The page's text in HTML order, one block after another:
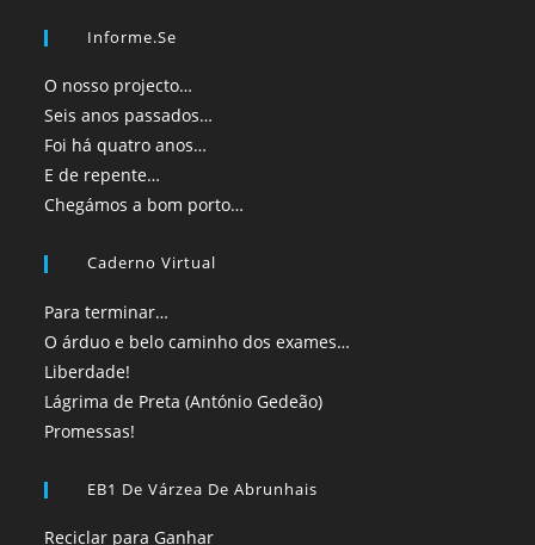
Informe.se
O nosso projecto…
Seis anos passados…
Foi há quatro anos…
E de repente…
Chegámos a bom porto…
Caderno Virtual
Para terminar…
O árduo e belo caminho dos exames…
Liberdade!
Lágrima de Preta (António Gedeão)
Promessas!
EB1 De Várzea De Abrunhais
Reciclar para Ganhar